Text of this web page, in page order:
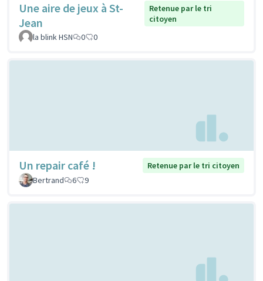
Une aire de jeux à St-
Jean
Retenue par le tri
citoyen
la blink HSN
0 0
Un repair café !
Retenue par le tri citoyen
Bertrand
6 9